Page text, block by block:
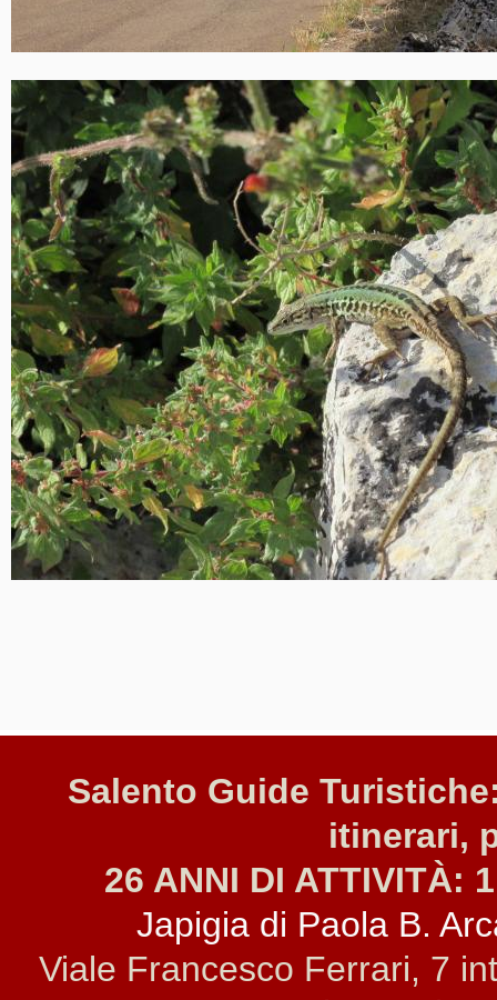
Salento Guide
itinerari,
26 ANNI DI ATTIVITÀ:
Japigia di Paola B.
Viale Francesco Ferrari, 7